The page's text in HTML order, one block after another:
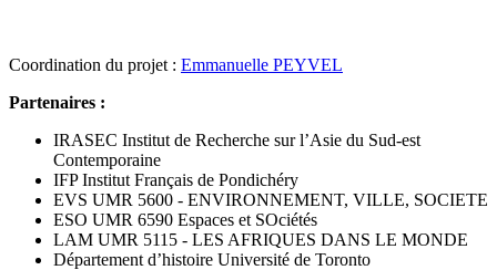
Coordination du projet : Emmanuelle PEYVEL
Partenaires :
IRASEC Institut de Recherche sur l’Asie du Sud-est
Contemporaine
IFP Institut Français de Pondichéry
EVS UMR 5600 - ENVIRONNEMENT, VILLE, SOCIETE
ESO UMR 6590 Espaces et SOciétés
LAM UMR 5115 - LES AFRIQUES DANS LE MONDE
Département d’histoire Université de Toronto